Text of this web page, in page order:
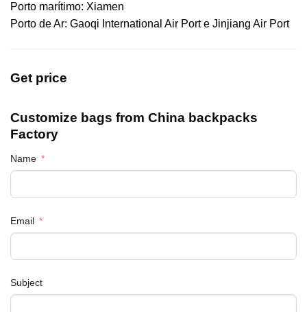
Porto marítimo: Xiamen
Porto de Ar: Gaoqi International Air Port e Jinjiang Air Port
Get price
Customize bags from China backpacks
Factory
Name
Email
Subject